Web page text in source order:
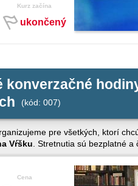
Kurz začína
ukončený
konverzačné
(kód: 007)
pre všetkých, ktorí
Vŕšku . Stretnutia sú bezplatné
Cena